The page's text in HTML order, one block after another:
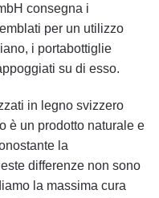
consegna i
per un utilizzo
i portabottiglie
su di esso.
in legno svizzero
è un prodotto naturale e
la
differenze non sono
la massima cura